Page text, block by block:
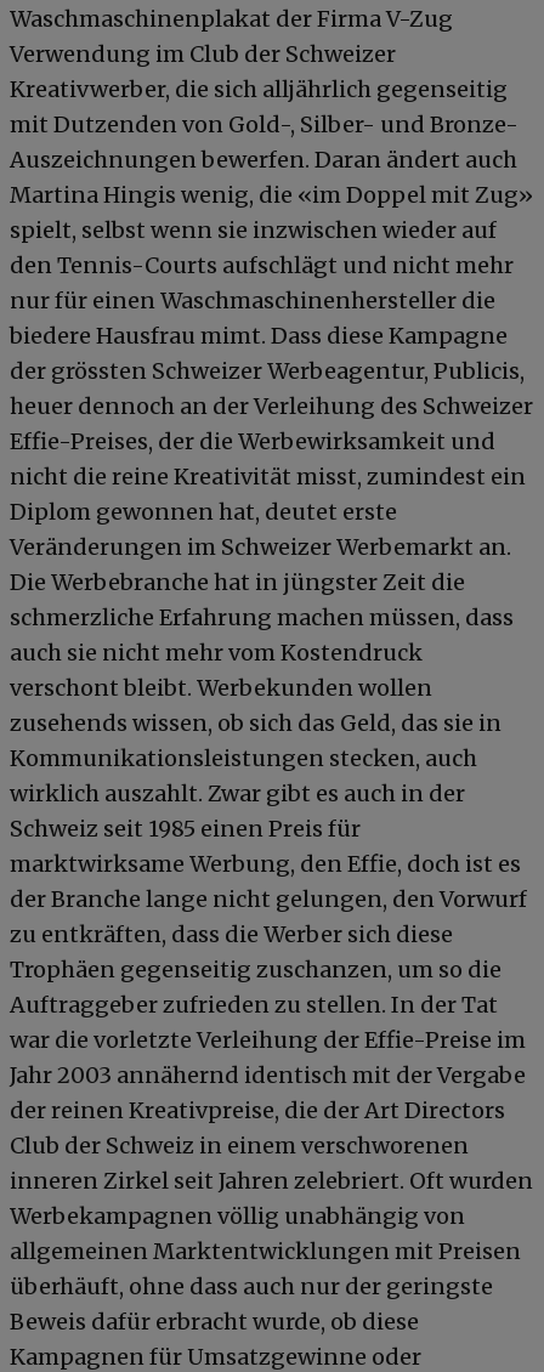
Waschmaschinenplakat der Firma V-Zug
Verwendung im Club der Schweizer
Kreativwerber, die sich alljährlich gegenseitig
mit Dutzenden von Gold-, Silber- und Bronze-
Auszeichnungen bewerfen. Daran ändert auch
Martina Hingis wenig, die «im Doppel mit Zug»
spielt, selbst wenn sie inzwischen wieder auf
den Tennis-Courts aufschlägt und nicht mehr
nur für einen Waschmaschinenhersteller die
biedere Hausfrau mimt. Dass diese Kampagne
der grössten Schweizer Werbeagentur, Publicis,
heuer dennoch an der Verleihung des Schweizer
Effie-Preises, der die Werbewirksamkeit und
nicht die reine Kreativität misst, zumindest ein
Diplom gewonnen hat, deutet erste
Veränderungen im Schweizer Werbemarkt an.
Die Werbebranche hat in jüngster Zeit die
schmerzliche Erfahrung machen müssen, dass
auch sie nicht mehr vom Kostendruck
verschont bleibt. Werbekunden wollen
zusehends wissen, ob sich das Geld, das sie in
Kommunikationsleistungen stecken, auch
wirklich auszahlt. Zwar gibt es auch in der
Schweiz seit 1985 einen Preis für
marktwirksame Werbung, den Effie, doch ist es
der Branche lange nicht gelungen, den Vorwurf
zu entkräften, dass die Werber sich diese
Trophäen gegenseitig zuschanzen, um so die
Auftraggeber zufrieden zu stellen. In der Tat
war die vorletzte Verleihung der Effie-Preise im
Jahr 2003 annähernd identisch mit der Vergabe
der reinen Kreativpreise, die der Art Directors
Club der Schweiz in einem verschworenen
inneren Zirkel seit Jahren zelebriert. Oft wurden
Werbekampagnen völlig unabhängig von
allgemeinen Marktentwicklungen mit Preisen
überhäuft, ohne dass auch nur der geringste
Beweis dafür erbracht wurde, ob diese
Kampagnen für Umsatzgewinne oder